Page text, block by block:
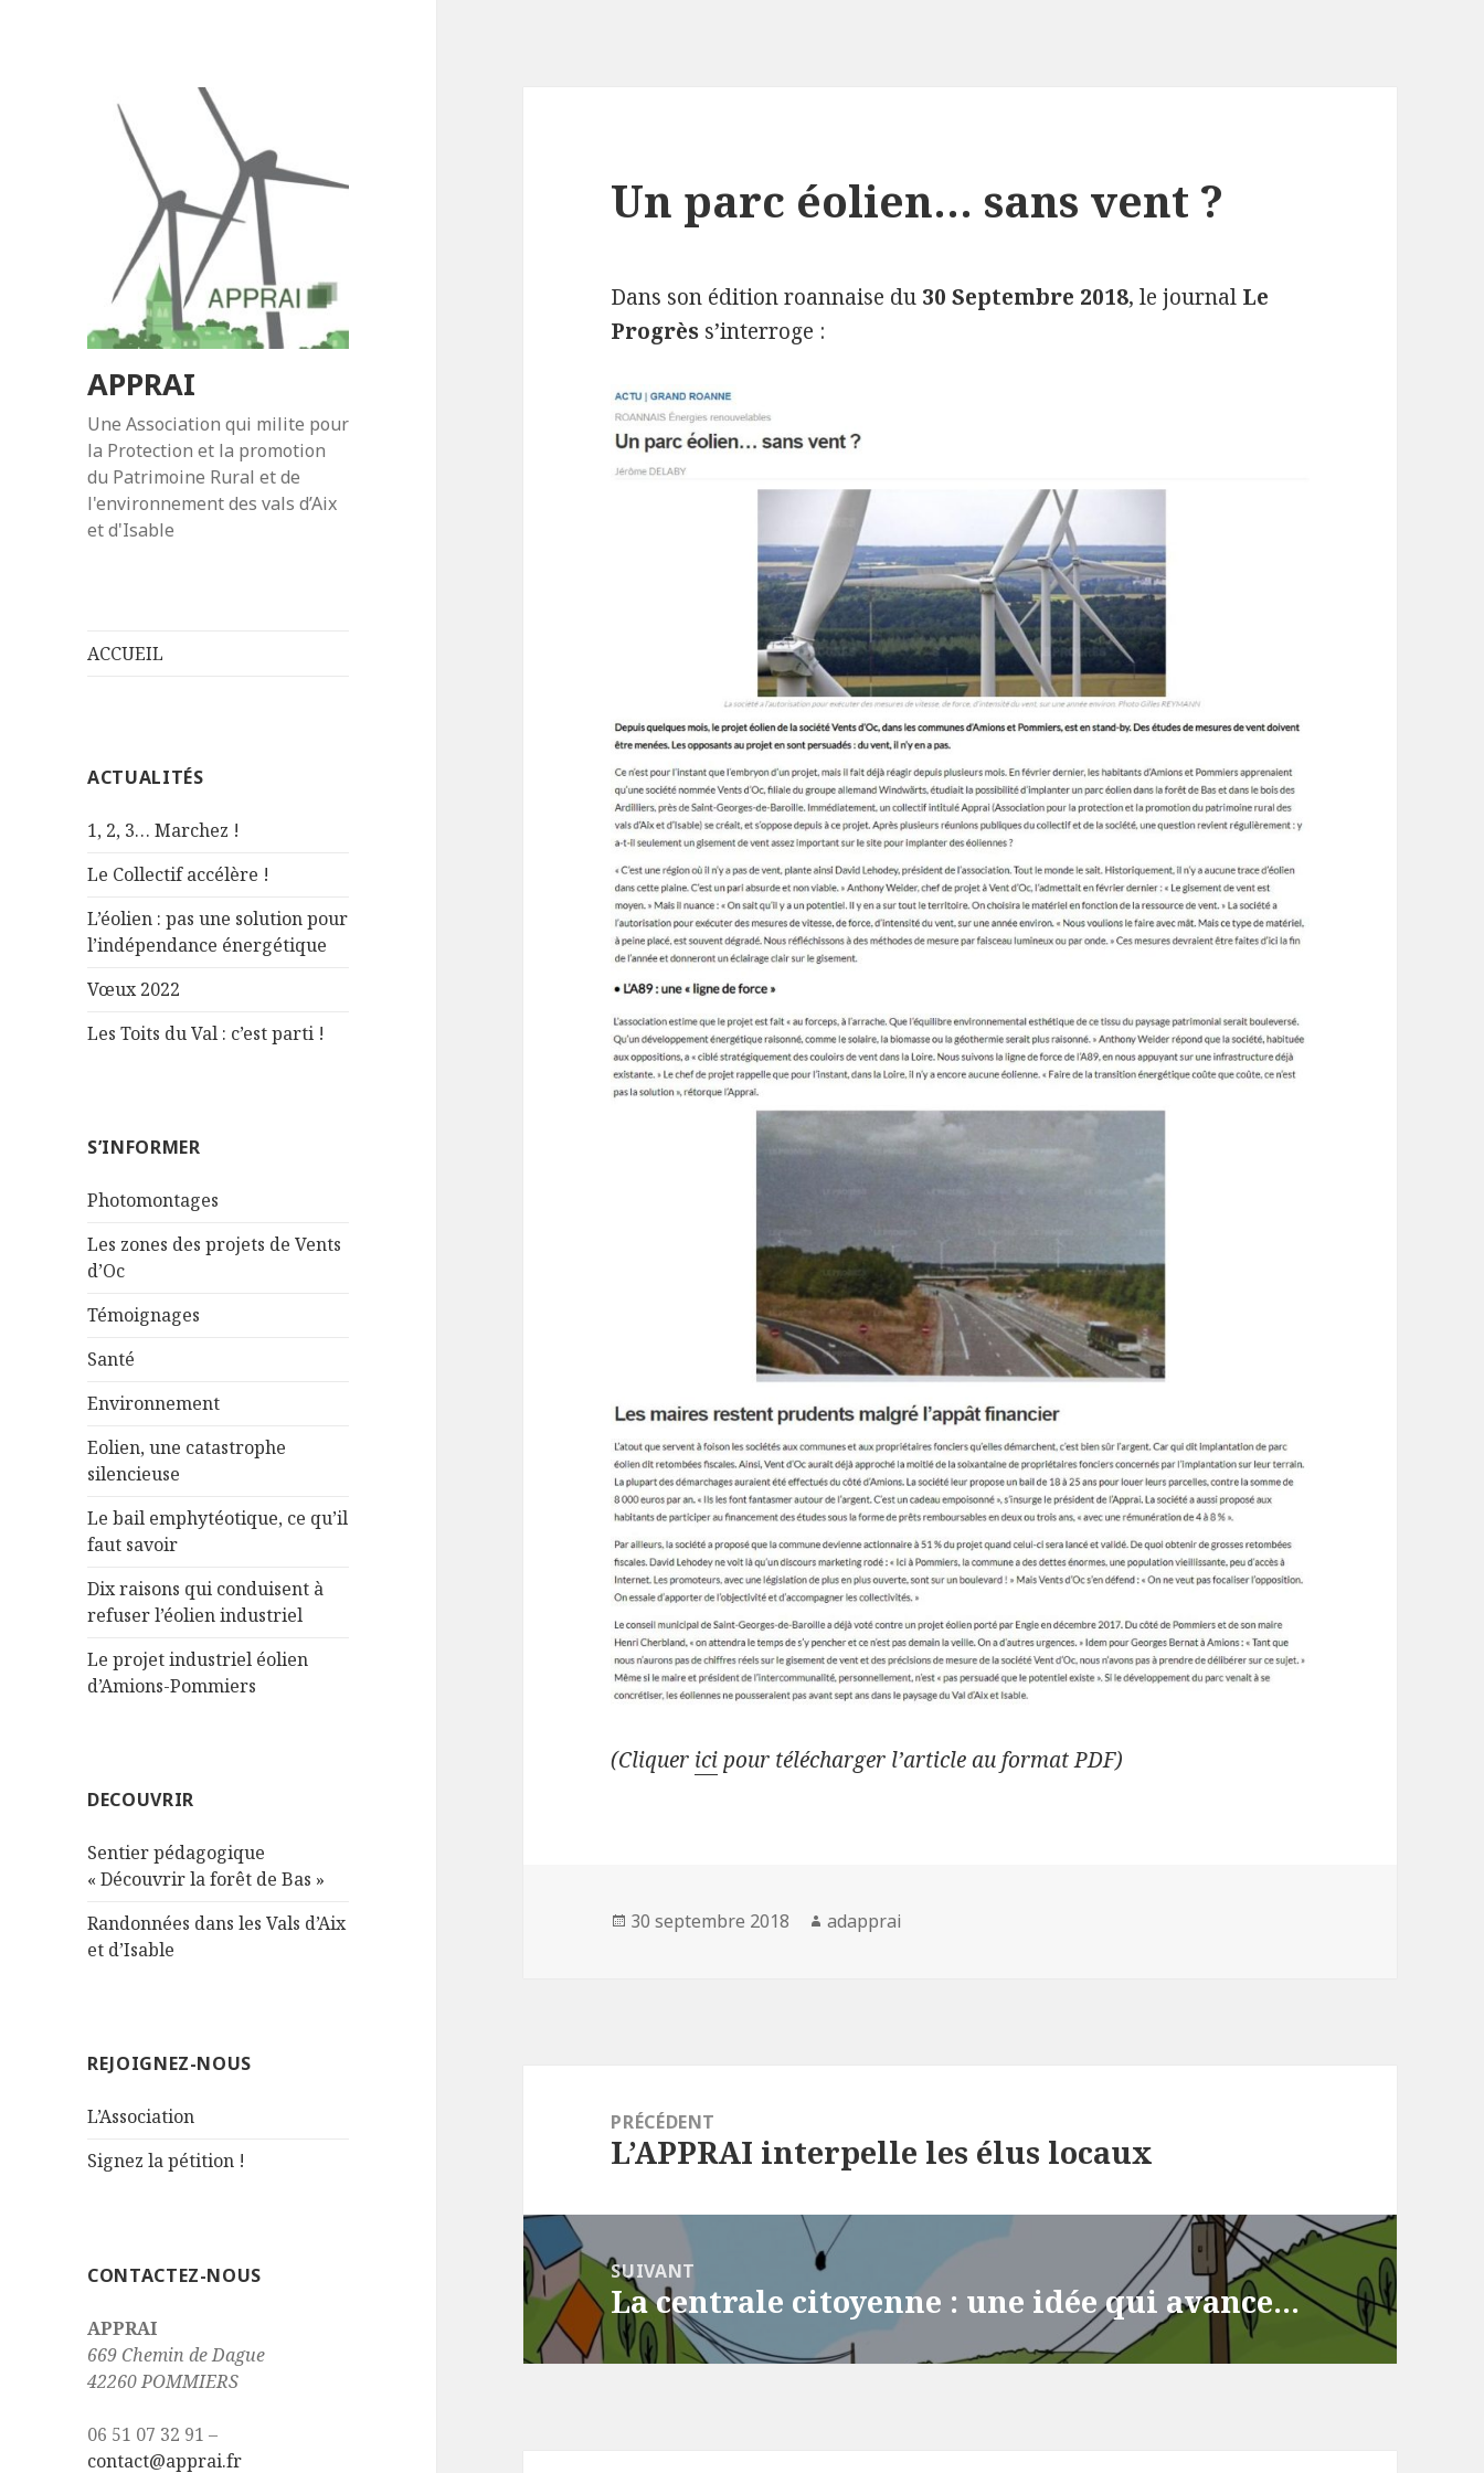
APPRAI
Une Association qui milite pour
la Protection et la promotion
du Patrimoine Rural et de
l'environnement des vals d’Aix
et d'Isable
ACCUEIL
ACTUALITÉS
1, 2, 3… Marchez !
Le Collectif accélère !
L’éolien : pas une solution pour
l’indépendance énergétique
Vœux 2022
Les Toits du Val : c’est parti !
S’INFORMER
Photomontages
Les zones des projets de Vents
d’Oc
Témoignages
Santé
Environnement
Eolien, une catastrophe
silencieuse
Le bail emphytéotique, ce qu’il
faut savoir
Dix raisons qui conduisent à
refuser l’éolien industriel
Le projet industriel éolien
d’Amions-Pommiers
DECOUVRIR
Sentier pédagogique
« Découvrir la forêt de Bas »
Randonnées dans les Vals d’Aix
et d’Isable
REJOIGNEZ-NOUS
L’Association
Signez la pétition !
CONTACTEZ-NOUS
APPRAI
669 Chemin de Dague
42260 POMMIERS
06 51 07 32 91 –
contact@apprai.fr
Un parc éolien… sans vent ?
Dans son édition roannaise du 30 Septembre 2018, le journal Le
Progrès s’interroge :
(Cliquer ici pour télécharger l’article au format PDF)
Publié
30 septembre 2018 Auteur
adapprai
l’article
PRÉCÉDENT
Article
L’APPRAI interpelle les élus locaux
SUIVANT
Article
suivant :
La centrale citoyenne : une idée qui avance…